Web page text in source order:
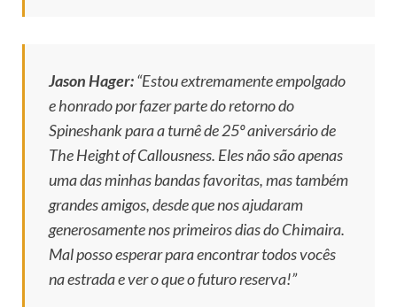
Jason Hager:“Estou extremamente empolgado
e honrado por fazer parte do retorno do
Spineshank para a turnê de 25º aniversário de
The Height of Callousness. Eles não são apenas
uma das minhas bandas favoritas, mas também
grandes amigos, desde que nos ajudaram
generosamente nos primeiros dias do Chimaira.
Mal posso esperar para encontrar todos vocês
na estrada e ver o que o futuro reserva!”